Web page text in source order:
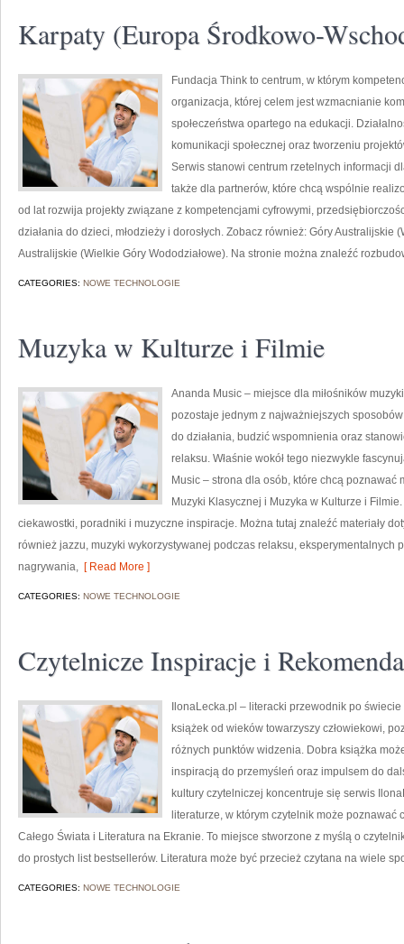
Karpaty (Europa Środkowo-
Fundacja Think to centrum, w którym
organizacja, której celem jest wzmacnianie
społeczeństwa opartego na edukacji.
komunikacji społecznej oraz tworzeniu
Serwis stanowi centrum rzetelnych informacji
także dla partnerów, które chcą wspólnie
od lat rozwija projekty związane z kompetencjami cyfrowymi,
działania do dzieci, młodzieży i dorosłych. Zobacz również: Góry Australijskie
Australijskie (Wielkie Góry Wododziałowe). Na stronie można znaleźć
CATEGORIES: NOWE TECHNOLOGIE
Muzyka w Kulturze i Filmie
Ananda Music – miejsce dla miłośników
pozostaje jednym z najważniejszych
do działania, budzić wspomnienia oraz
relaksu. Właśnie wokół tego niezwykle
Music – strona dla osób, które chcą poznawać
Muzyki Klasycznej i Muzyka w Kulturze i
ciekawostki, poradniki i muzyczne inspiracje. Można tutaj znaleźć materiały
również jazzu, muzyki wykorzystywanej podczas relaksu, eksperymentalnych
nagrywania, [ Read More ]
CATEGORIES: NOWE TECHNOLOGIE
Czytelnicze Inspiracje i
IlonaLecka.pl – literacki przewodnik po
książek od wieków towarzyszy człowiekowi,
różnych punktów widzenia. Dobra książka
inspiracją do przemyśleń oraz impulsem do
kultury czytelniczej koncentruje się serwis
literaturze, w którym czytelnik może
Całego Świata i Literatura na Ekranie. To miejsce stworzone z myślą o
do prostych list bestsellerów. Literatura może być przecież czytana na wiele
CATEGORIES: NOWE TECHNOLOGIE